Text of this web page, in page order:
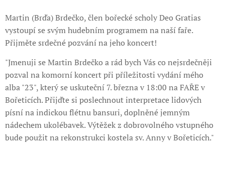
Martin (Brďa) Brdečko, člen bořecké scholy Deo Gratias
vystoupí se svým hudebním programem na naší faře.
Přijměte srdečné pozvání na jeho koncert!
"Jmenuji se Martin Brdečko a rád bych Vás co nejsrdečněji
pozval na komorní koncert při příležitosti vydání mého
alba "23", který se uskuteční 7. března v 18:00 na FAŘE v
Bořeticích. Přijďte si poslechnout interpretace lidových
písní na indickou flétnu bansuri, doplněné jemným
nádechem ukolébavek. Výtěžek z dobrovolného vstupného
bude použit na rekonstrukci kostela sv. Anny v Bořeticích."